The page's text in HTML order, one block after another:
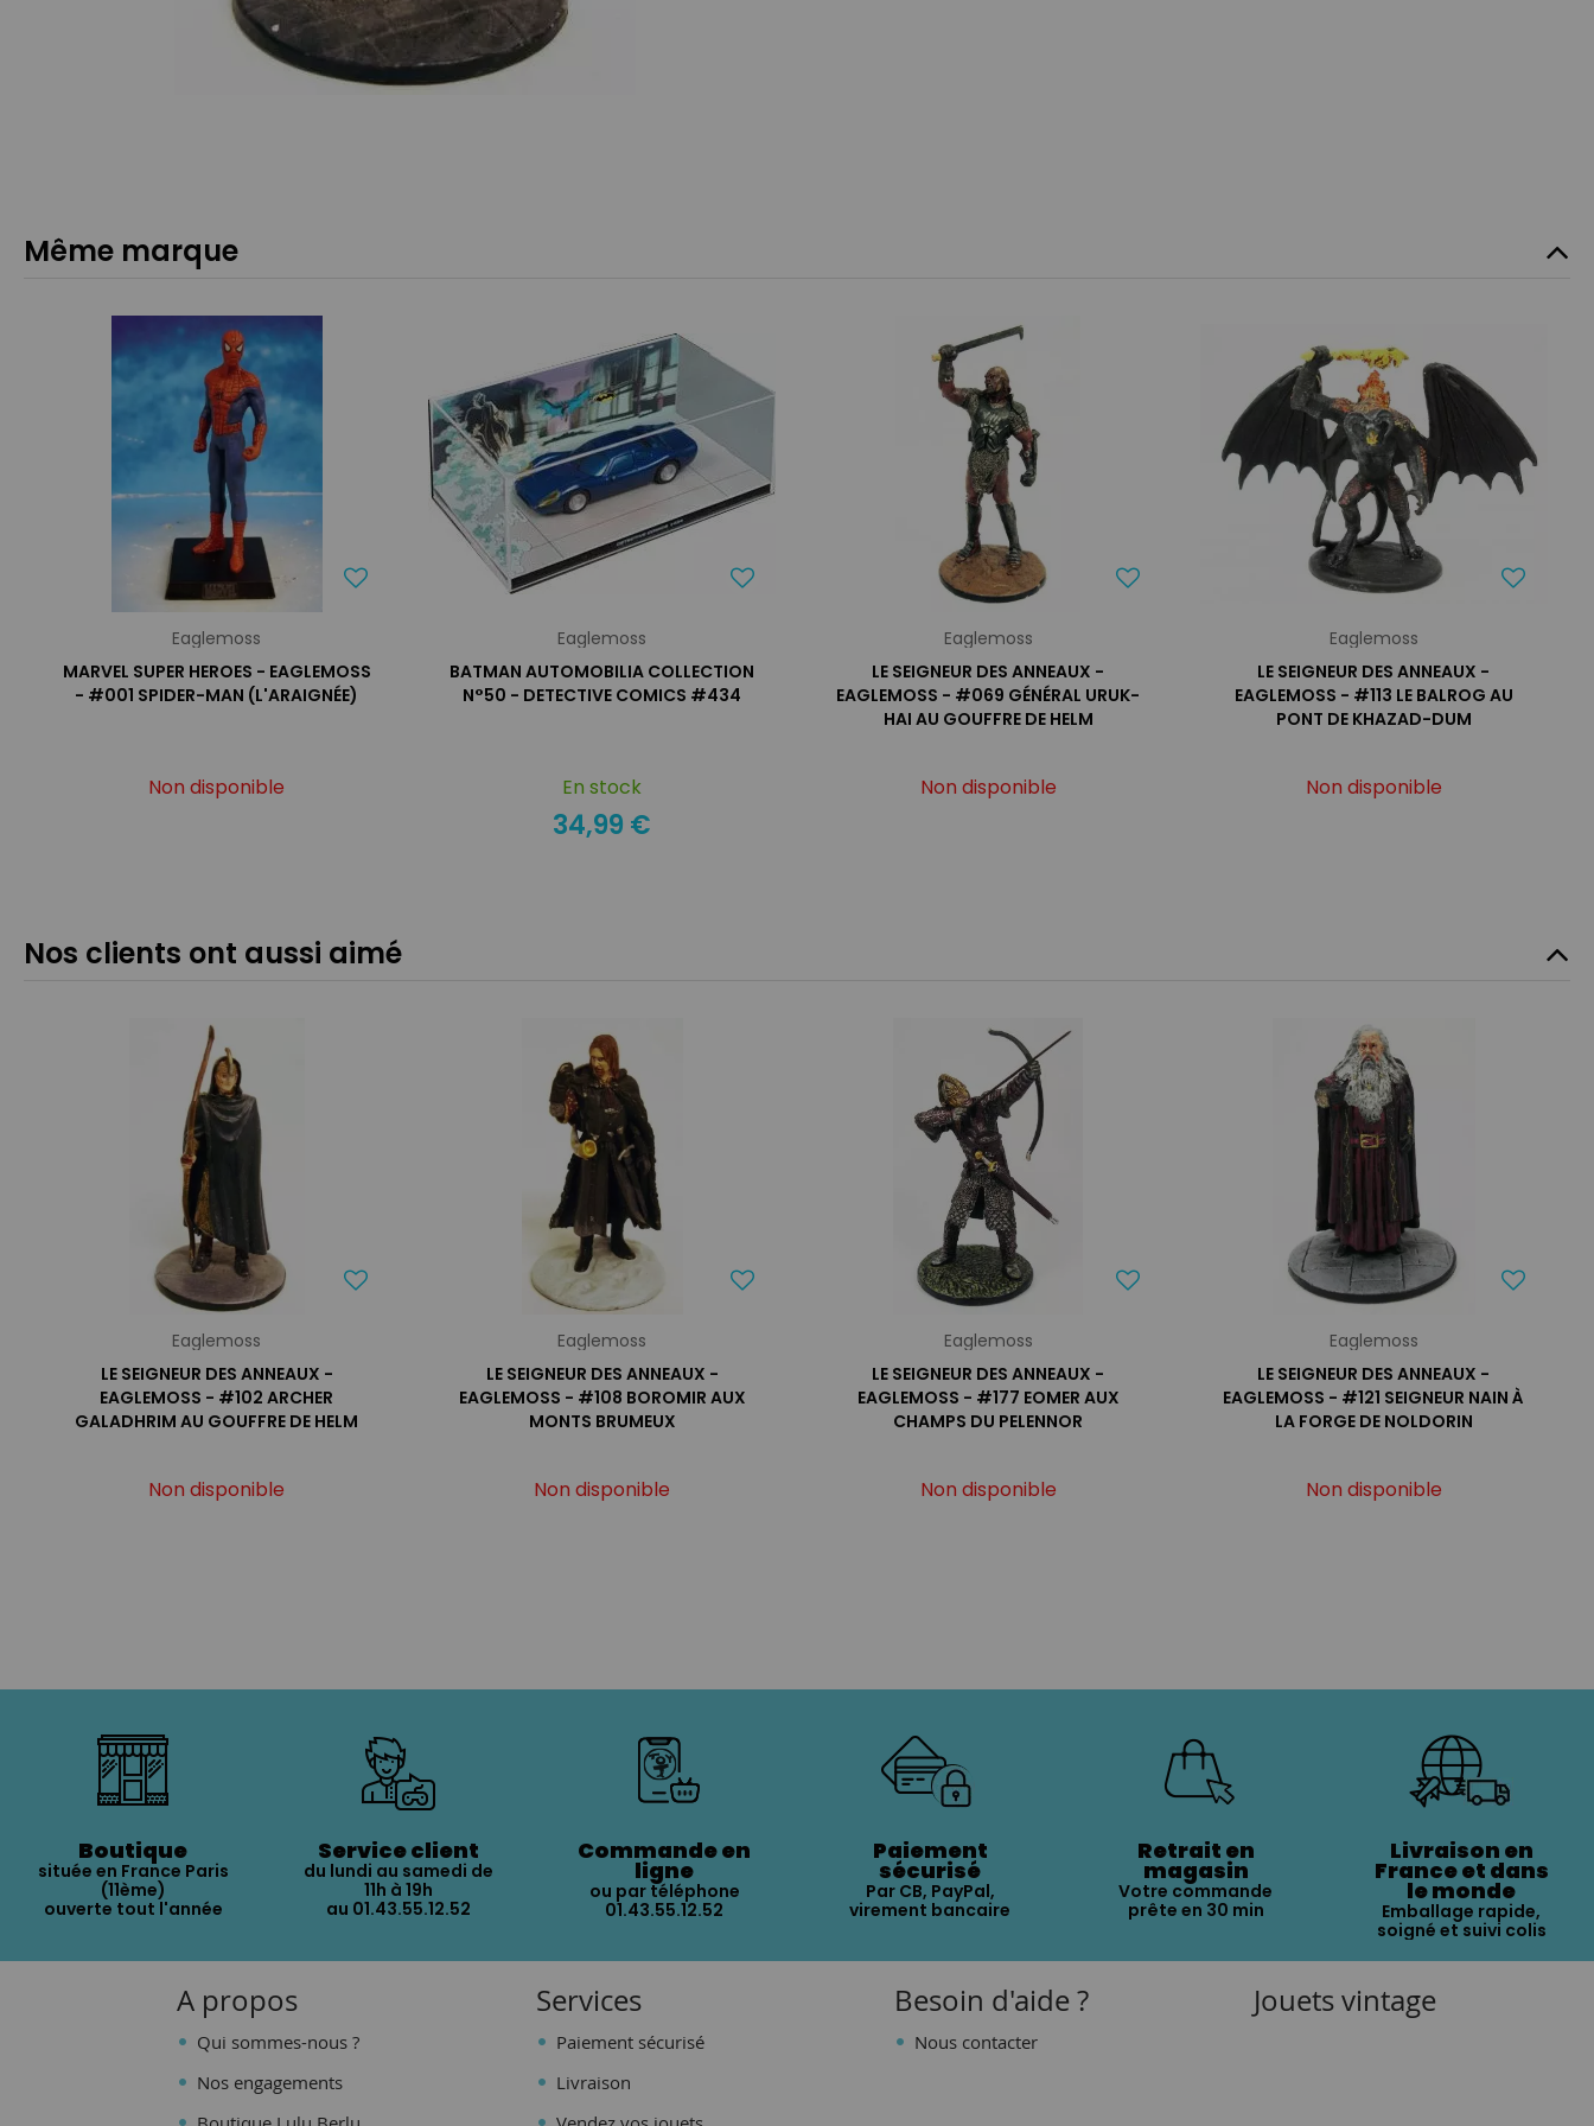
Même marque
Eaglemoss
MARVEL SUPER HEROES - EAGLEMOSS
- #001 SPIDER-MAN (L'ARAIGNÉE)
Non disponible
Eaglemoss
BATMAN AUTOMOBILIA COLLECTION
N°50 - DETECTIVE COMICS #434
En stock
34,99 €
Eaglemoss
LE SEIGNEUR DES ANNEAUX -
EAGLEMOSS - #069 GÉNÉRAL URUK-
HAI AU GOUFFRE DE HELM
Non disponible
Eaglemoss
LE SEIGNEUR DES ANNEAUX -
EAGLEMOSS - #113 LE BALROG AU
PONT DE KHAZAD-DUM
Non disponible
Nos clients ont aussi aimé
Eaglemoss
LE SEIGNEUR DES ANNEAUX -
EAGLEMOSS - #102 ARCHER
GALADHRIM AU GOUFFRE DE HELM
Non disponible
Eaglemoss
LE SEIGNEUR DES ANNEAUX -
EAGLEMOSS - #108 BOROMIR AUX
MONTS BRUMEUX
Non disponible
Eaglemoss
LE SEIGNEUR DES ANNEAUX -
EAGLEMOSS - #177 EOMER AUX
CHAMPS DU PELENNOR
Non disponible
Eaglemoss
LE SEIGNEUR DES ANNEAUX -
EAGLEMOSS - #121 SEIGNEUR NAIN À
LA FORGE DE NOLDORIN
Non disponible
Boutique
située en France Paris
(11ème)
ouverte tout l'année
Service client
du lundi au samedi de
11h à 19h
au 01.43.55.12.52
Commande en
ligne
ou par téléphone
01.43.55.12.52
Paiement
sécurisé
Par CB, PayPal,
virement bancaire
Retrait en
magasin
Votre commande
prête en 30 min
Livraison en
France et dans
le monde
Emballage rapide,
soigné et suivi colis
A propos
Qui sommes-nous ?
Nos engagements
Services
Paiement sécurisé
Livraison
Besoin d'aide ?
Nous contacter
Jouets vintage